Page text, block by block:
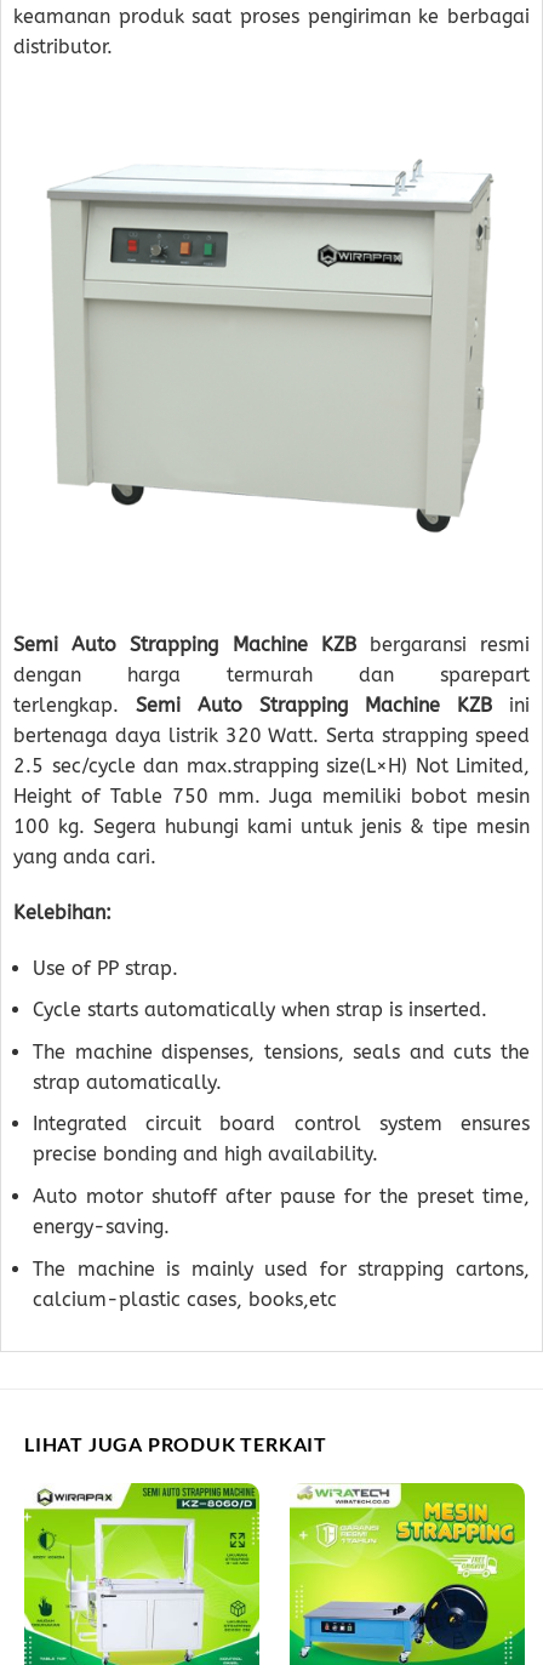
keamanan produk saat proses pengiriman ke berbagai
distributor.
Semi Auto Strapping Machine KZBbergaransi resmi
dengan harga termurah dan sparepart
terlengkap. Semi Auto Strapping Machine KZB ini
bertenaga daya listrik 320 Watt. Serta strapping speed
2.5 sec/cycle dan max.strapping size(L×H) Not Limited,
Height of Table 750 mm. Juga memiliki bobot mesin
100 kg. Segera hubungi kami untuk jenis & tipe mesin
yang anda cari.
Kelebihan:
Use of PP strap.
Cycle starts automatically when strap is inserted.
The machine dispenses, tensions, seals and cuts the
strap automatically.
Integrated circuit board control system ensures
precise bonding and high availability.
Auto motor shutoff after pause for the preset time,
energy-saving.
The machine is mainly used for strapping cartons,
calcium-plastic cases, books,etc
LIHAT JUGA PRODUK TERKAIT